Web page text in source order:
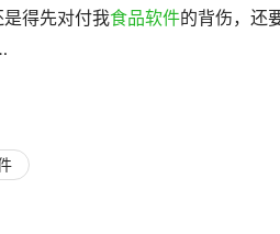
是得先对付我食品软件的背伤，还